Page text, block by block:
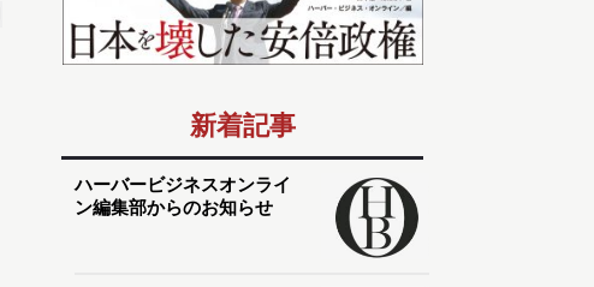
新着記事
ハーバービジネスオンライ
ン編集部からのお知らせ